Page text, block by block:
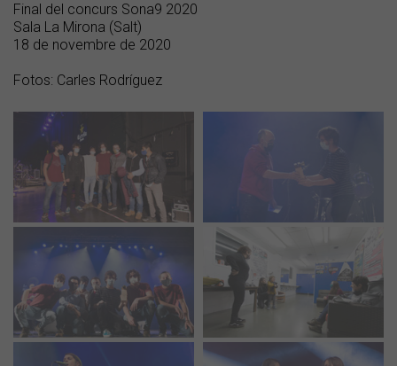
Final del concurs Sona9 2020
Sala La Mirona (Salt)
18 de novembre de 2020
Fotos: Carles Rodríguez